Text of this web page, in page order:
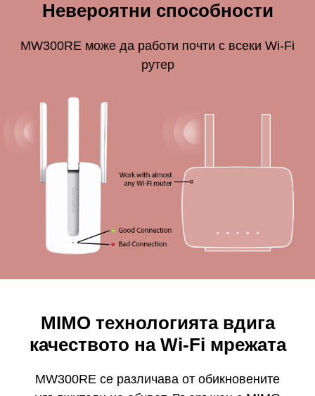
Невероятни способности
MW300RE може да работи почти с всеки Wi-Fi
рутер
MIMO технологията вдига
качеството на Wi-Fi мрежата
MW300RE се различава от обикновените